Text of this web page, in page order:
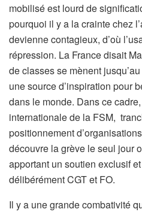
mobilisé est lourd de
pourquoi il y a la crainte chez
devienne contagieux, d’où
répression. La France disait
de classes se mènent
une source d’inspiration pour
dans le monde. Dans ce
internationale de la FSM,
positionnement
découvre la grève le seul jour
apportant un soutien exclusif
délibérément CGT et FO.
Il y a une grande combativité